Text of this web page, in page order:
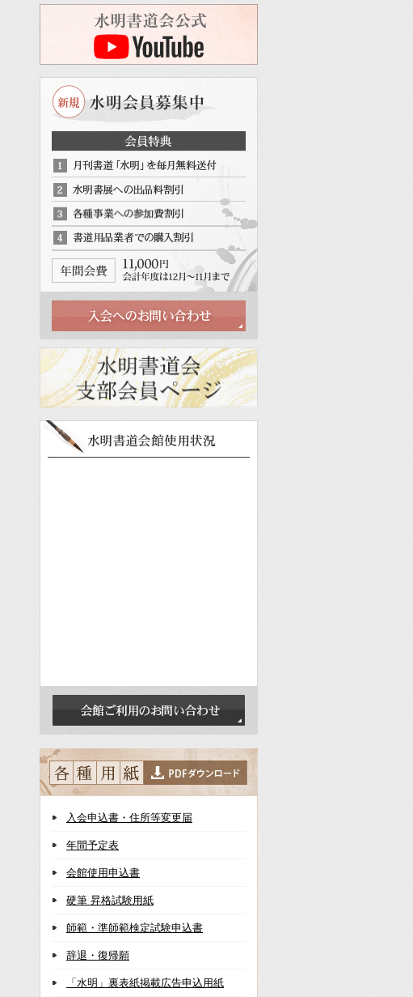
入会申込書・住所等変更届
年間予定表
会館使用申込書
硬筆 昇格試験用紙
師範・準師範検定試験申込書
辞退・復帰願
「水明」裏表紙掲載広告申込用紙